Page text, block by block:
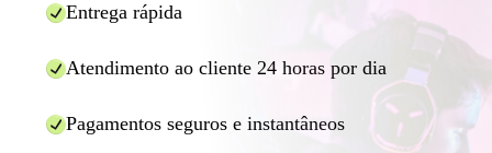
Entrega rápida
Atendimento ao cliente 24 horas por dia
Pagamentos seguros e instantâneos